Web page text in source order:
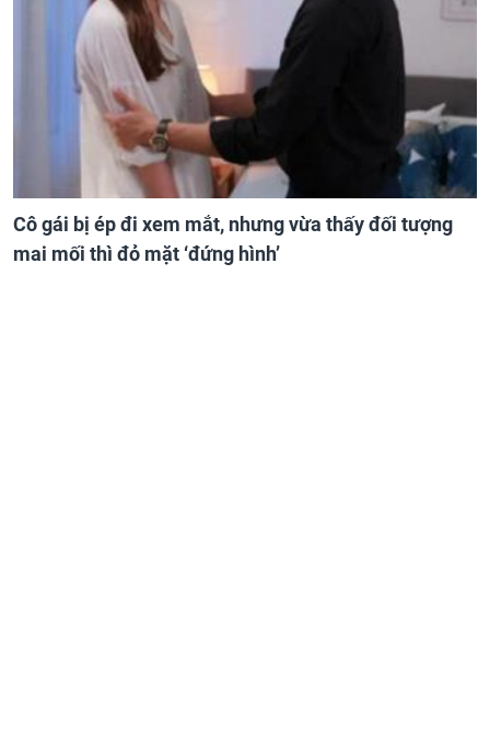
Cô gái bị ép đi xem mắt, nhưng vừa thấy đối tượng
mai mối thì đỏ mặt ‘đứng hình’